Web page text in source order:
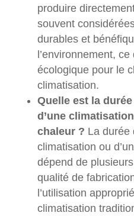
produire
souvent
durables et
l’environnement,
écologique pour le
climatisation.
Quelle est la
d’une
chaleur ? La durée
climatisation ou
dépend de
qualité de
l’utilisation
climatisation